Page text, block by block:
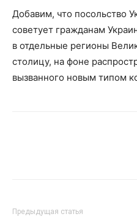
Добавим, что посольство
советует гражданам
в отдельные регионы
столицу, на фоне
вызванного новым типом
Предыдущая статья